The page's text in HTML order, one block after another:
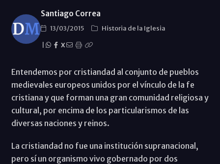
Santiago Correa
13/03/2015
Historia de la Iglesia
X
Entendemos por cristiandad al conjunto de pueblos
medievales europeos unidos por el vínculo de la fe
cristiana y que forman una gran comunidad religiosa y
cultural, por encima de los particularismos de las
diversas naciones y reinos.
La cristiandad no fue una institución supranacional,
pero sí un organismo vivo gobernado por dos